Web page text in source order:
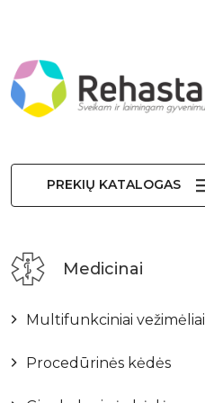
PREKIŲ KATALOGAS
Medicinai
Multifunkciniai vežimėliai
Procedūrinės kėdės